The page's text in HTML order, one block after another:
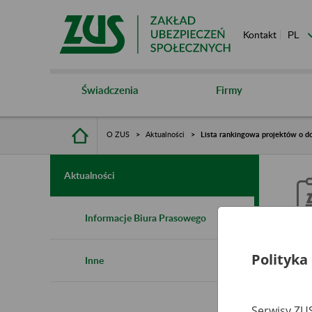
Kontakt
Świadczenia Firmy
O ZUS Aktualności Lista rankingowa projektów o
Aktualności
Informacje Biura Prasowego
Inne Polityka